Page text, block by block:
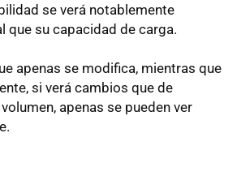
se verá notablemente
que su capacidad de carga.
apenas se modifica, mientras que
si verá cambios que de
apenas se pueden ver